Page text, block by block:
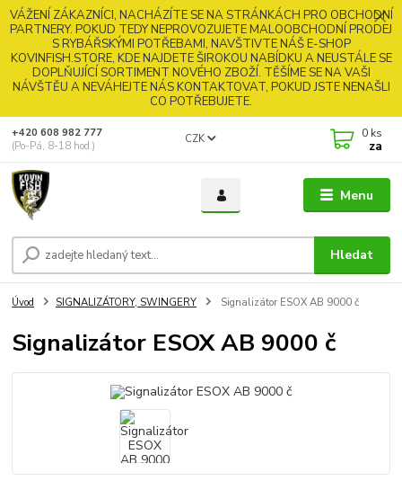
VÁŽENÍ ZÁKAZNÍCI, NACHÁZÍTE SE NA STRÁNKÁCH PRO OBCHODNÍ
PARTNERY. POKUD TEDY NEPROVOZUJETE MALOOBCHODNÍ PRODEJ
S RYBÁŘSKÝMI POTŘEBAMI, NAVŠTIVTE NÁŠ E-SHOP
KOVINFISH.STORE, KDE NAJDETE ŠIROKOU NABÍDKU A NEUSTÁLE SE
DOPLŇUJÍCÍ SORTIMENT NOVÉHO ZBOŽÍ. TĚŠÍME SE NA VAŠI
NÁVŠTĚU A NEVÁHEJTE NÁS KONTAKTOVAT, POKUD JSTE NENAŠLI
CO POTŘEBUJETE.
Menu
CZK
Hledat
+420 608 982 777
(Po-Pá, 8-18 hod.)
0 ks
za
Úvod SIGNALIZÁTORY, SWINGERY Signalizátor ESOX AB 9000 č
Signalizátor ESOX AB 9000 č